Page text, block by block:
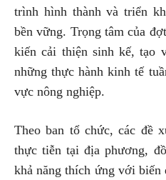
trình hình thành và triển
bền vững. Trọng tâm của
kiến cải thiện sinh kế, tạo
những thực hành kinh tế
vực nông nghiệp.
Theo ban tổ chức, các đề
thực tiễn tại địa phương,
khả năng thích ứng với